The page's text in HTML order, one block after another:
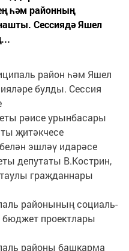
һәм районның
Сессиядә Яшел
район һәм Яшел
булды. Сессия
рәисе урынбасары
җитәкчесе
эшләү идарәсе
депутаты В.Кострин,
граҗданнары
районының социаль-
бюджет проектлары
районы башкарма